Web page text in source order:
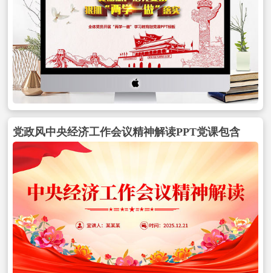
党政风中央经济工作会议精神解读PPT党课包含